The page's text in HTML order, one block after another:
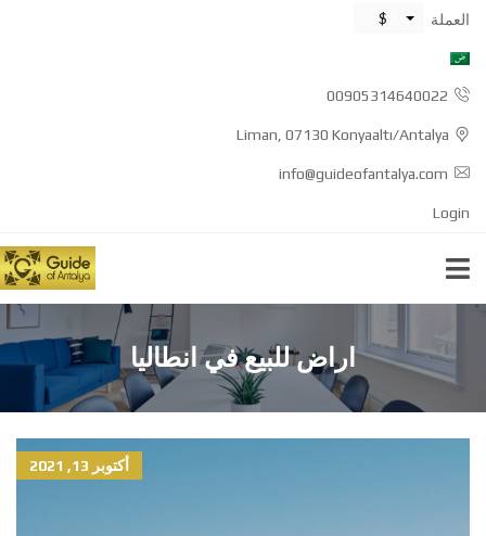
العملة $
00905314640022
Liman, 07130 Konyaaltı/Antalya
info@guideofantalya.com
Login
اراض للبيع في انطاليا
أكتوبر 13, 2021